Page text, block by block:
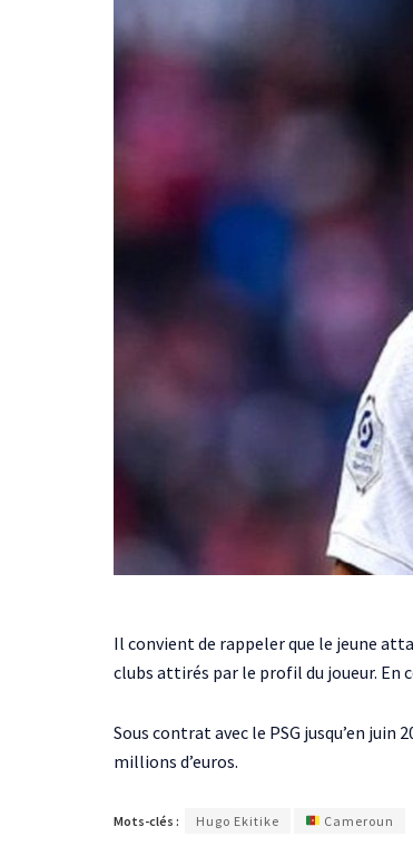
Il convient de rappeler que le jeune
clubs attirés par le profil du joueur. En
Sous contrat avec le PSG jusqu’en juin
millions d’euros.
Mots-clés : Hugo Ekitike Cameroun